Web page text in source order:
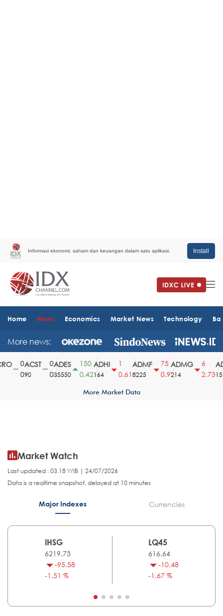
Informasi ekonomi, saham dan keuangan dalam satu aplikasi. Install
Home News Economics Market News Technology
More news:
ACST
90
ADES
35550
150
0.42
ADHI
164
0.61
ADMF
8225
75
0.9
ADMG
214
2.731510
More Market Data
Market Watch
Last updated : 03.18 WIB | 24/07/2026
Data is a realtime snapshot, delayed at 10 minutes
Major Indexes Currencies
IHSG
6219.73
-95.58
-1.51 %
LQ45
616.64
-10.48
-1.67 %